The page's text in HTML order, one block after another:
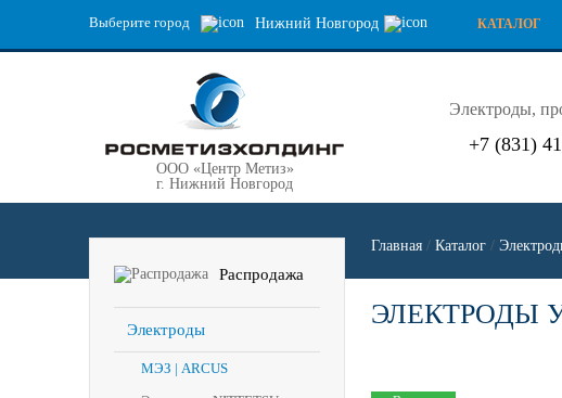
Выберите город Нижний Новгород КАТАЛОГ
ООО «Центр Метиз»
г. Нижний Новгород
Электроды,
+7 (831)
Распродажа
Электроды
МЭЗ | ARCUS
Главная / Каталог /
ЭЛЕКТРОДЫ